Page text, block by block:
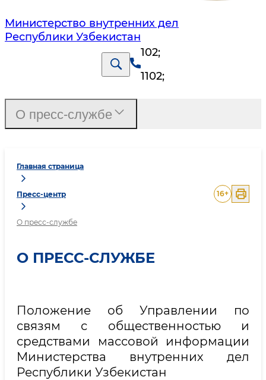
Министерство внутренних дел
Республики Узбекистан
102;
1102;
Главная страница
Пресс-центр
О пресс-службе
16+
О ПРЕСС-СЛУЖБЕ
Положение об Управлении по
связям с общественностью и
средствами массовой информации
Министерства внутренних дел
Республики Узбекистан
О пресс-службе